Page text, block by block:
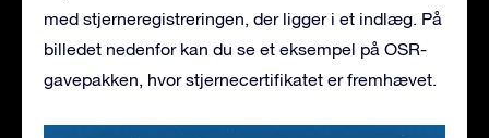
med stjerneregistreringen, der ligger i et indlæg. På
billedet nedenfor kan du se et eksempel på OSR-
gavepakken, hvor stjernecertifikatet er fremhævet.